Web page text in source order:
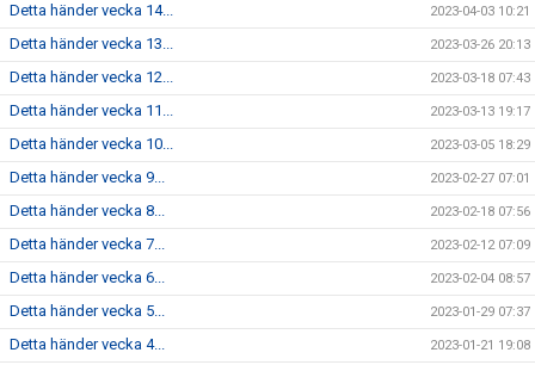
Detta händer vecka 14... 2023-04-03 10:21
Detta händer vecka 13... 2023-03-26 20:13
Detta händer vecka 12... 2023-03-18 07:43
Detta händer vecka 11... 2023-03-13 19:17
Detta händer vecka 10... 2023-03-05 18:29
Detta händer vecka 9... 2023-02-27 07:01
Detta händer vecka 8... 2023-02-18 07:56
Detta händer vecka 7... 2023-02-12 07:09
Detta händer vecka 6... 2023-02-04 08:57
Detta händer vecka 5... 2023-01-29 07:37
Detta händer vecka 4... 2023-01-21 19:08